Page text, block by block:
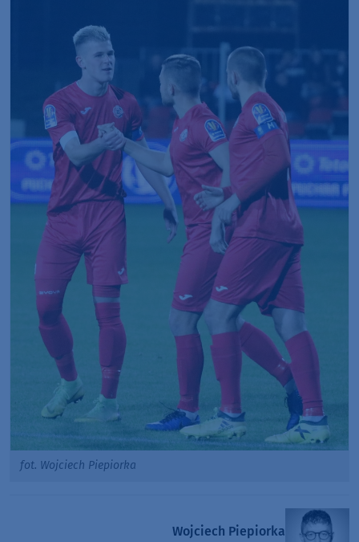
fot. Wojciech Piepiorka
Wojciech Piepiorka